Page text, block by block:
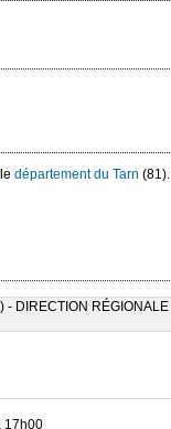
département du Tarn (81).
- DIRECTION RÉGIONALE
17h00